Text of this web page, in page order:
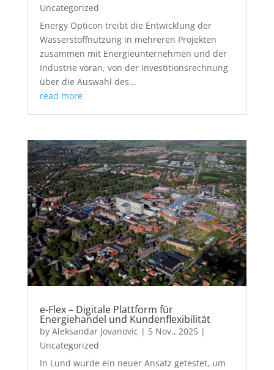
Uncategorized
Energy Opticon treibt die Entwicklung der
Wasserstoffnutzung in mehreren Projekten
zusammen mit Energieunternehmen und der
Industrie voran, von der Investitionsrechnung
über die Auswahl des...
read more
e-Flex – Digitale Plattform für
Energiehandel und Kundenflexibilität
by Aleksandar Jovanovic | 5 Nov., 2025|
Uncategorized
In Lund wurde ein neuer Ansatz getestet, um